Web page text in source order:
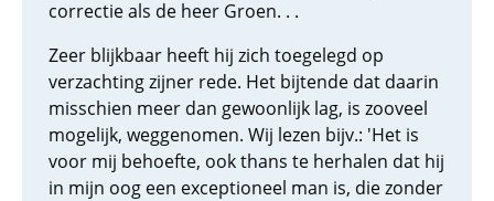
correctie als de heer Groen. . .
Zeer blijkbaar heeft hij zich toegelegd op
verzachting zijner rede. Het bijtende dat daarin
misschien meer dan gewoonlijk lag, is zooveel
mogelijk, weggenomen. Wij lezen bijv.: 'Het is
voor mij behoefte, ook thans te herhalen dat hij
in mijn oog een exceptioneel man is, die zonder